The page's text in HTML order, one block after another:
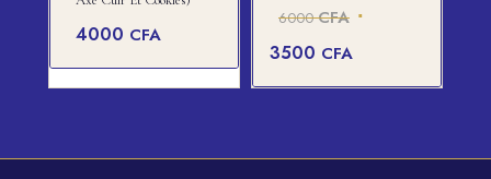
4000 CFA
6000CFA Le
initial
était :
3500 CFA